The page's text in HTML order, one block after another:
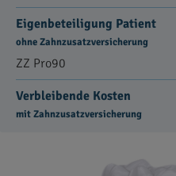
Eigenbeteiligung Patient
ohne Zahnzusatzversicherung
ZZ Pro90
Verbleibende Kosten
mit Zahnzusatzversicherung